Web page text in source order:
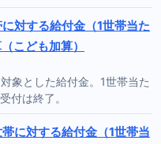
対する給付金（1世帯当た
こども加算）
象とした給付金。1世帯当た
付は終了。
に対する給付金（1世帯当